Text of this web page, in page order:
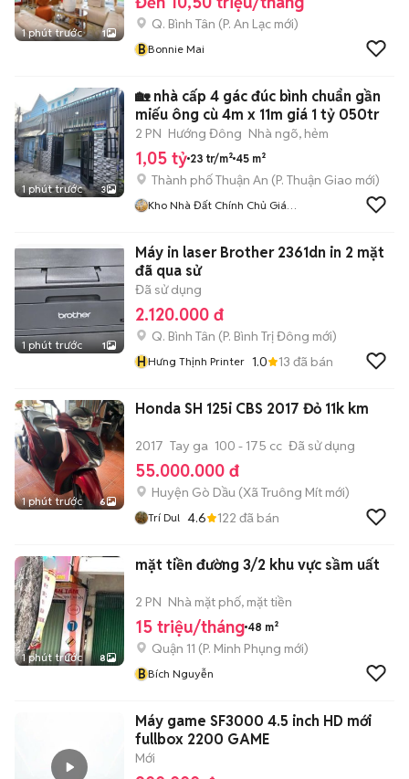
1 phút trước 1
Q. Bình Tân (P. An Lạc mới)
BBonnie Mai
1 phút trước 3
🏡 nhà cấp 4 gác đúc bình chuẩn gần
miếu ông cù 4m x 11m giá 1 tỷ 050tr
2 PN Hướng Đông Nhà ngõ, hẻm
1,05 tỷ 23 tr/m² 45 m²
Thành phố Thuận An (P. Thuận Giao mới)
Kho Nhà Đất Chính Chủ Giá
1 phút trước 1
Máy in laser Brother 2361dn in 2 mặt
đã qua sử
Đã sử dụng
2.120.000 đ
Q. Bình Tân (P. Bình Trị Đông mới)
HHưng Thịnh Printer 1.0 13 đã bán
1 phút trước 6
Honda SH 125i CBS 2017 Đỏ 11k km
2017 Tay ga 100 - 175 cc Đã sử dụng
55.000.000 đ
Huyện Gò Dầu (Xã Truông Mít mới)
Trí Dul 4.6 122 đã bán
1 phút trước 8
mặt tiền đường 3/2 khu vực sầm uất
2 PN Nhà mặt phố, mặt tiền
15 triệu/tháng 48 m²
Quận 11 (P. Minh Phụng mới)
BBích Nguyễn
Máy game SF3000 4.5 inch HD mới
fullbox 2200 GAME
Mới